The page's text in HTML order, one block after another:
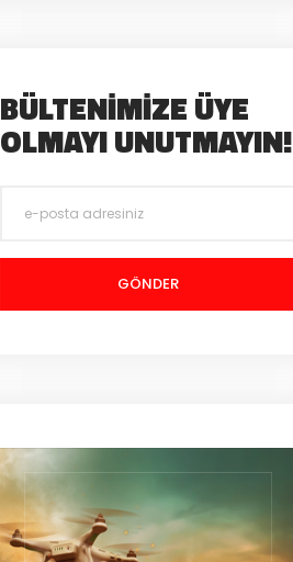
BÜLTENIMIZE ÜYE
OLMAYI UNUTMAYIN!